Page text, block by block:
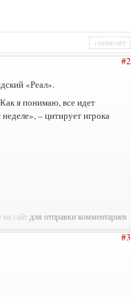
+100500 OFF
#2
«Реал».
я понимаю, все идет
– цитирует игрока
на сайт для отправки комментариев
#3